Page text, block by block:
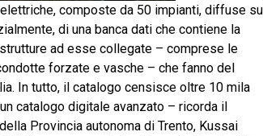
composte da 50 impianti, diffuse
di una banca dati che contiene la
ad esse collegate – comprese le
forzate e vasche – che fanno del
In tutto, il catalogo censisce oltre 10 mila
catalogo digitale avanzato – ricorda il
Provincia autonoma di Trento, Kussai